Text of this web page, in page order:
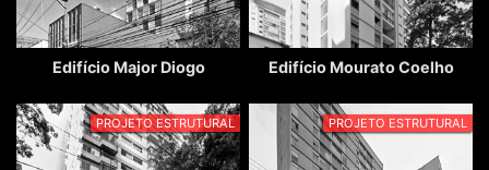
Edifício Major Diogo Edifício Mourato Coelho
PROJETO ESTRUTURAL PROJETO ESTRUTURAL